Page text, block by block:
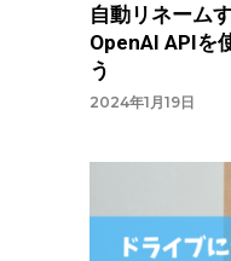
自動リネーム
OpenAI APIを
う
2024年1月19日